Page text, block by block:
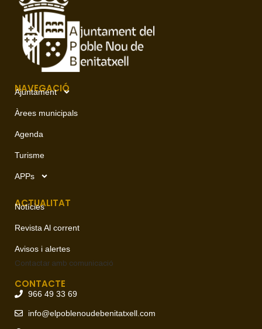
NAVEGACIÓ
Ajuntament
Àrees municipals
Agenda
Turisme
APPs
ACTUALITAT
Notícies
Revista Al corrent
Avisos i alertes
Contactar amb comunicació
CONTACTE
966 49 33 69
info@elpoblenoudebenitatxell.com